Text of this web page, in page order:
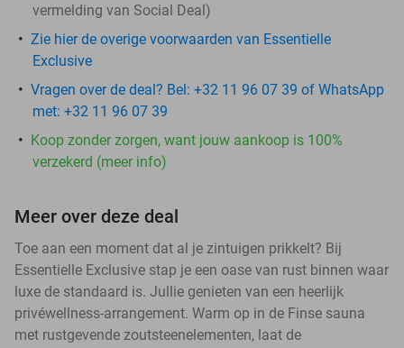
vermelding van Social Deal)
Zie hier de overige voorwaarden van Essentielle
Exclusive
Vragen over de deal? Bel: +32 11 96 07 39 of WhatsApp
met: +32 11 96 07 39
Koop zonder zorgen, want jouw aankoop is 100%
verzekerd (meer info)
Meer over deze deal
Toe aan een moment dat al je zintuigen prikkelt? Bij
Essentielle Exclusive stap je een oase van rust binnen waar
luxe de standaard is. Jullie genieten van een heerlijk
privéwellness-arrangement. Warm op in de Finse sauna
met rustgevende zoutsteenelementen, laat de